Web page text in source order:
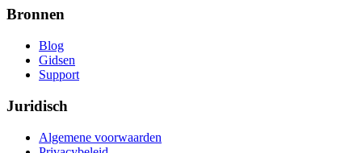
Bronnen
Blog
Gidsen
Support
Juridisch
Algemene voorwaarden